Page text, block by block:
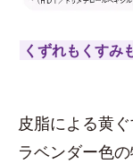
くずれもくすみ
皮脂による黄
ラベンダー色